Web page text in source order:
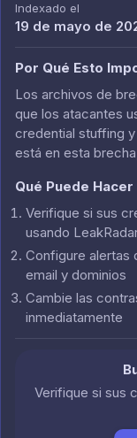
Indexado el
19 de mayo de
Por Qué Esto
Los archivos de
que los atacantes
credential stuffing
está en esta
Qué Puede Hacer
Verifique si sus
usando
Configure alertas
email y dominios
Cambie las
inmediatamente
Verifique si sus